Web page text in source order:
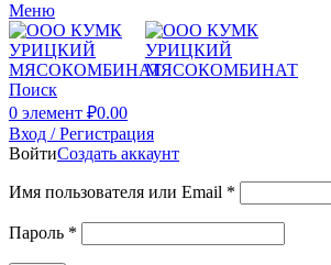
Меню
Поиск
0 элемент ₽0.00
Вход / Регистрация
ВойтиСоздать аккаунт
Имя пользователя или Email *
Пароль *